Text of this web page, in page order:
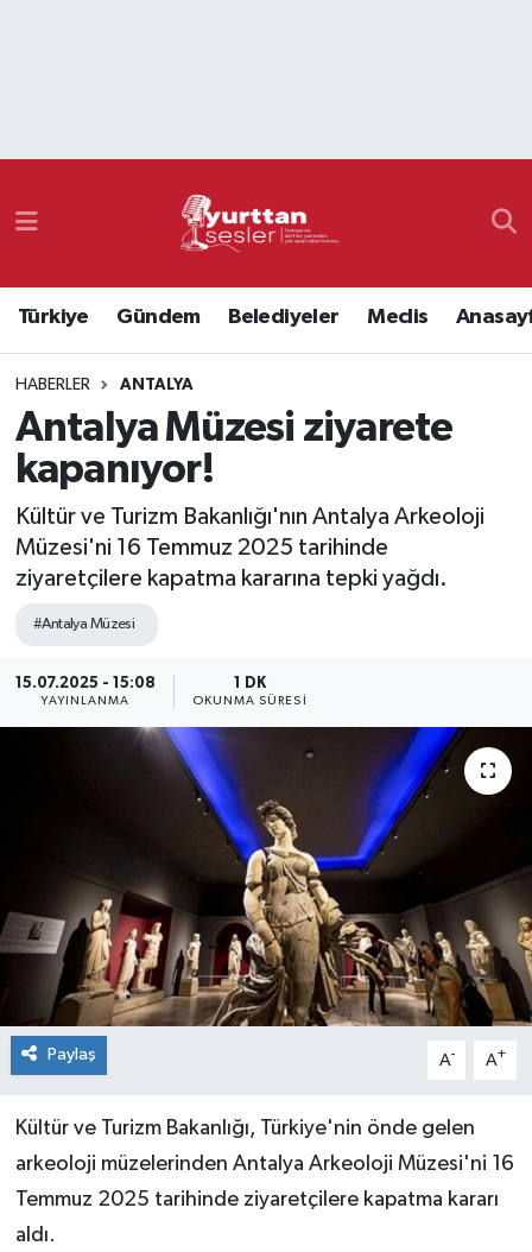
Türkiye Gündem Belediyeler Meclis
HABERLER ANTALYA
Antalya Müzesi ziyarete
kapanıyor!
Kültür ve Turizm Bakanlığı'nın Antalya Arkeoloji
Müzesi'ni 16 Temmuz 2025 tarihinde
ziyaretçilere kapatma kararına tepki yağdı.
#Antalya Müzesi
15.07.2025 - 15:08
YAYINLANMA
1 DK
OKUNMA SÜRESI
Paylaş A- A+
Kültür ve Turizm Bakanlığı, Türkiye'nin önde gelen
arkeoloji müzelerinden Antalya Arkeoloji Müzesi'ni 16
Temmuz 2025 tarihinde ziyaretçilere kapatma kararı
aldı.
Namaz Vakitleri
Süper Lig Puan Durumu ve Fikstür
Tüm Manşetler
Son Dakika Haberleri
Haber Arşivi